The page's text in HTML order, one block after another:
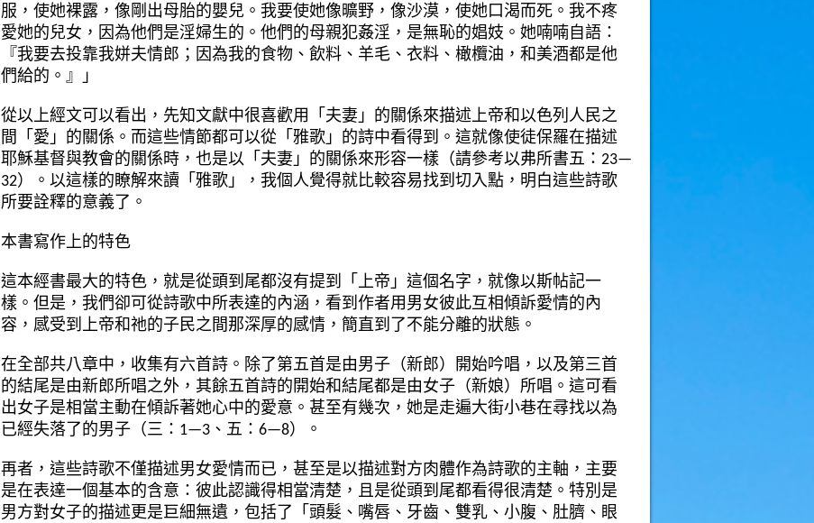
服，使她裸露，像剛出母胎的嬰兒。我要使她像曠野，像沙漠，使她口渴而死。我不疼
愛她的兒女，因為他們是淫婦生的。他們的母親犯姦淫，是無恥的娼妓。她喃喃自語：
『我要去投靠我姘夫情郎；因為我的食物、飲料、羊毛、衣料、橄欖油，和美酒都是他
們給的。』」
從以上經文可以看出，先知文獻中很喜歡用「夫妻」的關係來描述上帝和以色列人民之
間「愛」的關係。而這些情節都可以從「雅歌」的詩中看得到。這就像使徒保羅在描述
耶穌基督與教會的關係時，也是以「夫妻」的關係來形容一樣（請參考以弗所書五： 23—
32）。以這樣的瞭解來讀「雅歌」，我個人覺得就比較容易找到切入點，明白這些詩歌
所要詮釋的意義了。
本書寫作上的特色
這本經書最大的特色，就是從頭到尾都沒有提到「上帝」這個名字，就像以斯帖記一
樣。但是，我們卻可從詩歌中所表達的內涵，看到作者用男女彼此互相傾訴愛情的內
容，感受到上帝和祂的子民之間那深厚的感情，簡直到了不能分離的狀態。
在全部共八章中，收集有六首詩。除了第五首是由男子（新郎）開始吟唱，以及第三首
的結尾是由新郎所唱之外，其餘五首詩的開始和結尾都是由女子（新娘）所唱。這可看
出女子是相當主動在傾訴著她心中的愛意。甚至有幾次，她是走遍大街小巷在尋找以為
已經失落了的男子（三：1—3、五：6—8）。
再者，這些詩歌不僅描述男女愛情而已，甚至是以描述對方肉體作為詩歌的主軸，主要
是在表達一個基本的含意：彼此認識得相當清楚，且是從頭到尾都看得很清楚。特別是
男方對女子的描述更是巨細無遺，包括了「頭髮、嘴唇、牙齒、雙乳、小腹、肚臍、眼